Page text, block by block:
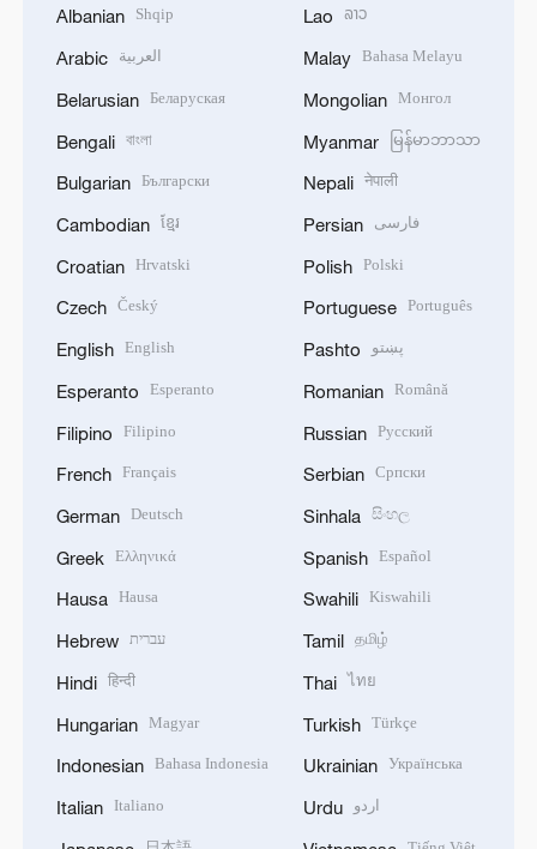
Albanian Shqip
Arabic العربية
Belarusian Беларуская
Bengali বাংলা
Bulgarian Български
Cambodian ខ្មែរ
Croatian Hrvatski
Czech Český
English English
Esperanto Esperanto
Filipino Filipino
French Français
German Deutsch
Greek Ελληνικά
Hausa Hausa
Hebrew עברית
Hindi हिन्दी
Hungarian Magyar
Indonesian Bahasa Indonesia
Italian Italiano
Lao ລາວ
Malay Bahasa Melayu
Mongolian Монгол
Myanmar မြန်မာဘာသာ
Nepali नेपाली
Persian فارسی
Polish Polski
Portuguese Português
Pashto پښتو
Romanian Română
Russian Русский
Serbian Српски
Sinhala සිංහල
Spanish Español
Swahili Kiswahili
Tamil தமிழ்
Thai ไทย
Turkish Türkçe
Ukrainian Українська
Urdu اردو